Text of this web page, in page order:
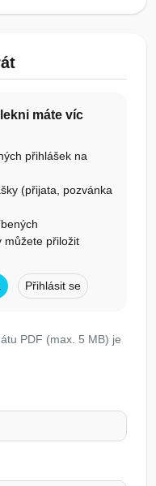
máte víc
přihlášek na
(přijata, pozvánka
můžete přiložit
Přihlásit se
PDF (max. 5 MB) je